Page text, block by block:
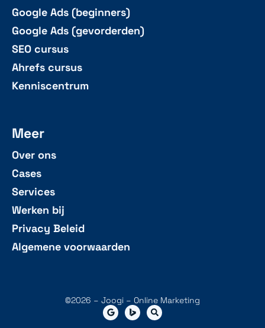
Google Ads (beginners)
Google Ads (gevorderden)
SEO cursus
Ahrefs cursus
Kenniscentrum
Meer
Over ons
Cases
Services
Werken bij
Privacy Beleid
Algemene voorwaarden
©2026 – Joogi – Online Marketing